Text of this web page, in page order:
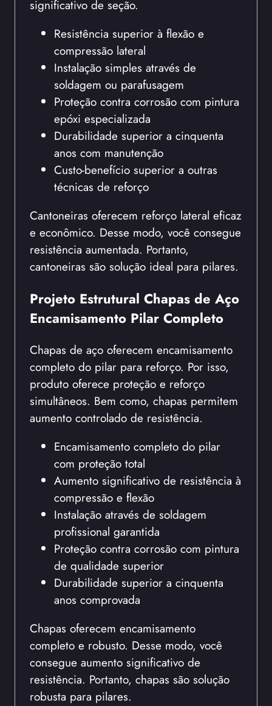
significativo de seção.
Resistência superior à flexão e
compressão lateral
Instalação simples através de
soldagem ou parafusagem
Proteção contra corrosão com pintura
epóxi especializada
Durabilidade superior a cinquenta
anos com manutenção
Custo-benefício superior a outras
técnicas de reforço
Cantoneiras oferecem reforço lateral eficaz
e econômico. Desse modo, você consegue
resistência aumentada. Portanto,
cantoneiras são solução ideal para pilares.
Projeto Estrutural Chapas de Aço
Encamisamento Pilar Completo
Chapas de aço oferecem encamisamento
completo do pilar para reforço. Por isso,
produto oferece proteção e reforço
simultâneos. Bem como, chapas permitem
aumento controlado de resistência.
Encamisamento completo do pilar
com proteção total
Aumento significativo de resistência à
compressão e flexão
Instalação através de soldagem
profissional garantida
Proteção contra corrosão com pintura
de qualidade superior
Durabilidade superior a cinquenta
anos comprovada
Chapas oferecem encamisamento
completo e robusto. Desse modo, você
consegue aumento significativo de
resistência. Portanto, chapas são solução
robusta para pilares.